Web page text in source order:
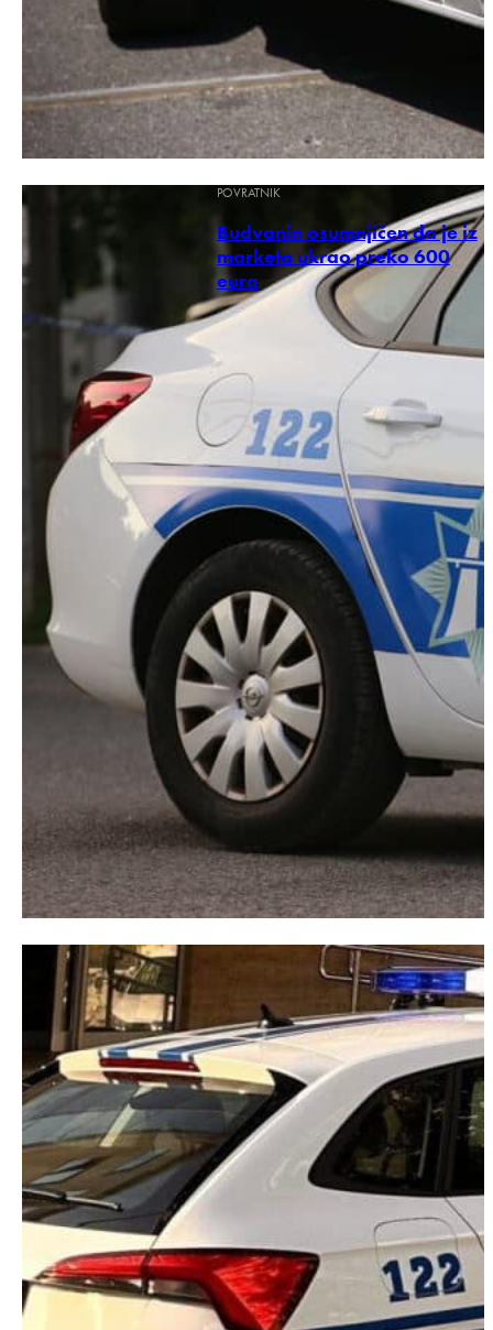
POVRATNIK
Budvanin osumnjičen da je iz
marketa ukrao preko 600
eura